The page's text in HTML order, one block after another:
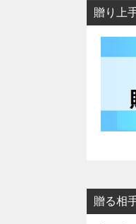
贈り上
贈る相